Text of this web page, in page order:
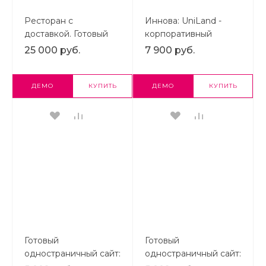
Ресторан с
доставкой. Готовый
сайт ресторана или
бронированием на
Старте | Готовый
лендинг на 1С-
Битрикс
25 000 руб.
ДЕМО КУПИТЬ
Иннова: UniLand -
корпоративный
лендинг | Готовый
Битрикс
7 900 руб.
ДЕМО КУПИТЬ
Готовый
одностраничный сайт:
Готовый
одностраничный сайт: